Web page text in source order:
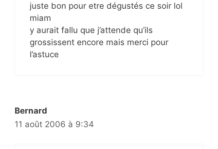
juste bon pour etre dégustés ce soir lol
miam
y aurait fallu que j’attende qu’ils
grossissent encore mais merci pour
l’astuce
Bernard
11 août 2006 à 9:34